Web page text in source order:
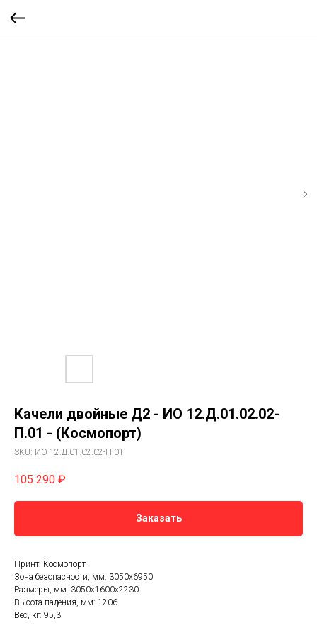
Качели двойные Д2 - ИО 12.Д.01.02.02-
П.01 - (Космопорт)
SKU: ИО 12.Д.01.02.02-П.01
105 290 ₽
Заказать
Принт: Космопорт
Зона безопасности, мм: 3050х6950
Размеры, мм: 3050x1600x2230
Высота падения, мм: 1206
Вес, кг: 95,3